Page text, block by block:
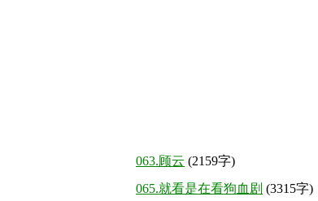
063.顾云 (2159字)
065.就看是在看狗血剧 (3315字)